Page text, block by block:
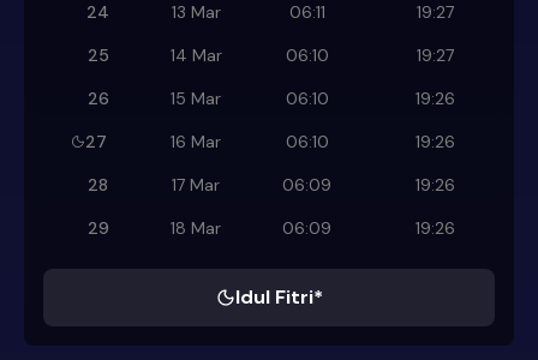
24
13 Mar 06:11
19:27
25
14 Mar 06:10
19:27
26
15 Mar 06:10
19:26
27
16 Mar 06:10
19:26
28
17 Mar 06:09
19:26
29
18 Mar 06:09 19:26
Idul Fitri*